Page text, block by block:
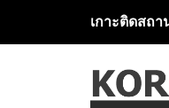
เกาะติดสถ